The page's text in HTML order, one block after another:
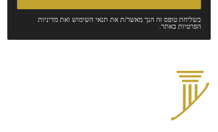
בשליחת טופס זה הנך מאשר/ת את תנאי השימוש ואת מדיניות
הפרטיות באתר.